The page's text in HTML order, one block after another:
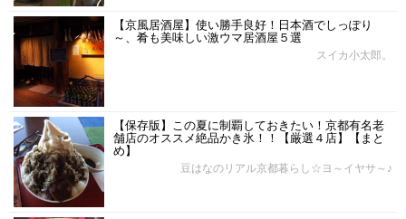
【京風居酒屋】使い勝手良好！日本酒でしっぽり
～、肴も美味しい激ウマ居酒屋５選
スイカ小太郎。
【保存版】この夏に制覇しておきたい！京都有名老
舗店のオススメ絶品かき氷！！【厳選４店】【まと
め】
豆はなのリアル京都暮らし☆ヨ～イヤサ～♪